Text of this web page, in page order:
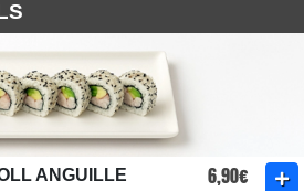
ANGUILLE
6,90€